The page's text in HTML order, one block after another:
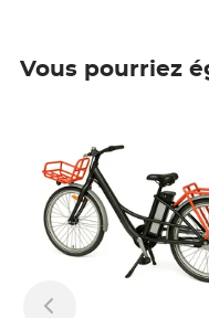
Vous pourriez